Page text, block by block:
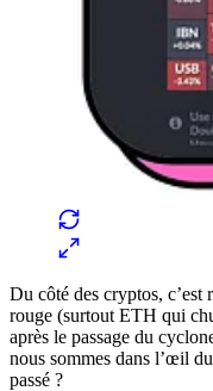
Du côté des cryptos, c’est
rouge (surtout ETH qui
après le passage du
nous sommes dans l’œil
passé ?